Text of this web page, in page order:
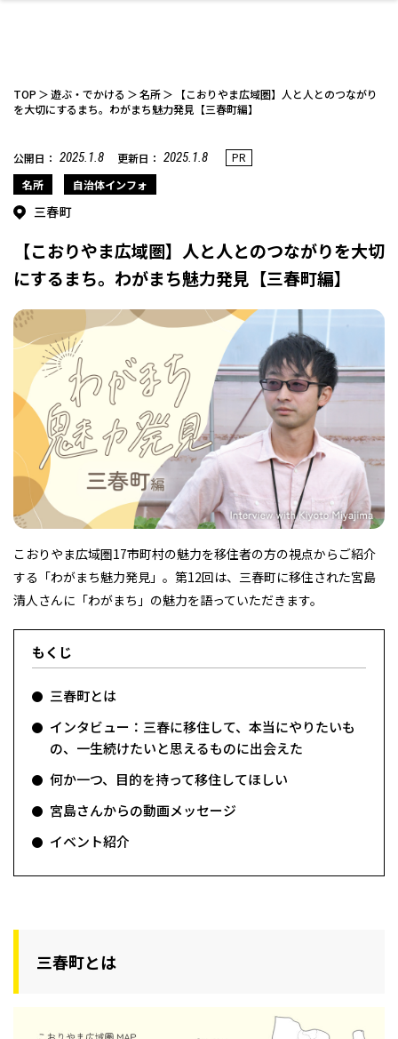
お酒 洋食
和食 わんぱく 福島ローカルグル
ク
ランチ その他
デート・友達と ひとりで アウトドア
温泉 体験 名所
レジャー・スポー 非日常 イベントレポート
ネイルサロン
美容アイテム エイジングケア
フィットネス・や
せたい
鍼灸・整体・リラ
クゼーション
まつ毛サロン
科
その他
ファッション
スポーツ・アウト
ドア
ギフト・お土産
インテリア 食品・酒 生活を彩るモノ
お金のこと
保険 病院・クリニック
趣味・スキルアッ 保育園・こども園 子どもの習い事・
幼稚園 教育 ライフイベント
その他
新築体験談
リフォーム・リノ
ベーション
自治体インフォ
TOP 遊ぶ・でかける 名所
【こおりやま広域圏】人と人とのつながり
を大切にするまち。わがまち魅力発見【三春町編】
公開日： 2025.1.8 更新日： 2025.1.8
PR
名所
自治体インフォ
三春町
【こおりやま広域圏】人と人とのつながりを大切
にするまち。わがまち魅力発見【三春町編】
こおりやま広域圏17市町村の魅力を移住者の方の視点からご紹介
する「わがまち魅力発見」。第12回は、三春町に移住された宮島
清人さんに「わがまち」の魅力を語っていただきます。
もくじ
三春町とは
インタビュー：三春に移住して、本当にやりたいも
の、一生続けたいと思えるものに出会えた
何か一つ、目的を持って移住してほしい
宮島さんからの動画メッセージ
イベント紹介
三春町とは